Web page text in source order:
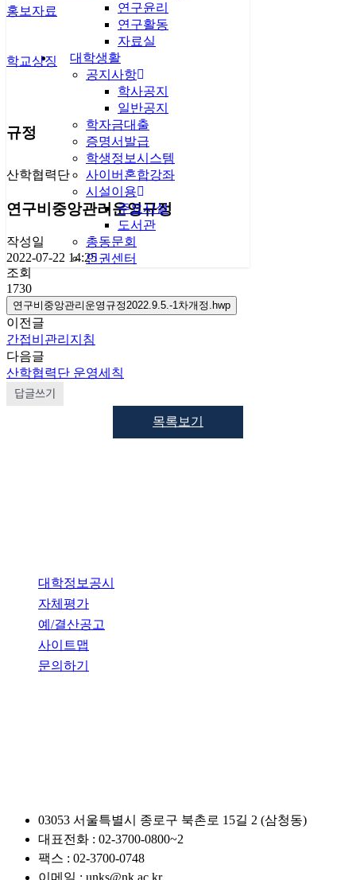
연구윤리
연구활동
자료실
대학생활
공지사항
학사공지
일반공지
학자금대출
증명서발급
학생정보시스템
사이버혼합강좌
시설이용
주요시설
도서관
총동문회
인권센터
홍보자료
학교상징
규정
산학협력단
연구비중앙관리운영규정
작성일
2022-07-22 14:25
조회
1730
연구비중앙관리운영규정2022.9.5.-1차개정.hwp
이전글
간접비관리지침
다음글
산학협력단 운영세칙
답글쓰기
목록보기
대학정보공시
자체평가
예/결산공고
사이트맵
문의하기
03053 서울특별시 종로구 북촌로 15길 2 (삼청동)
대표전화 : 02-3700-0800~2
팩스 : 02-3700-0748